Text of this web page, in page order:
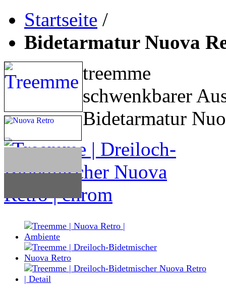
Startseite /
Bidetarmatur Nuova
treemme
schwenkbarer
Bidetarmatur